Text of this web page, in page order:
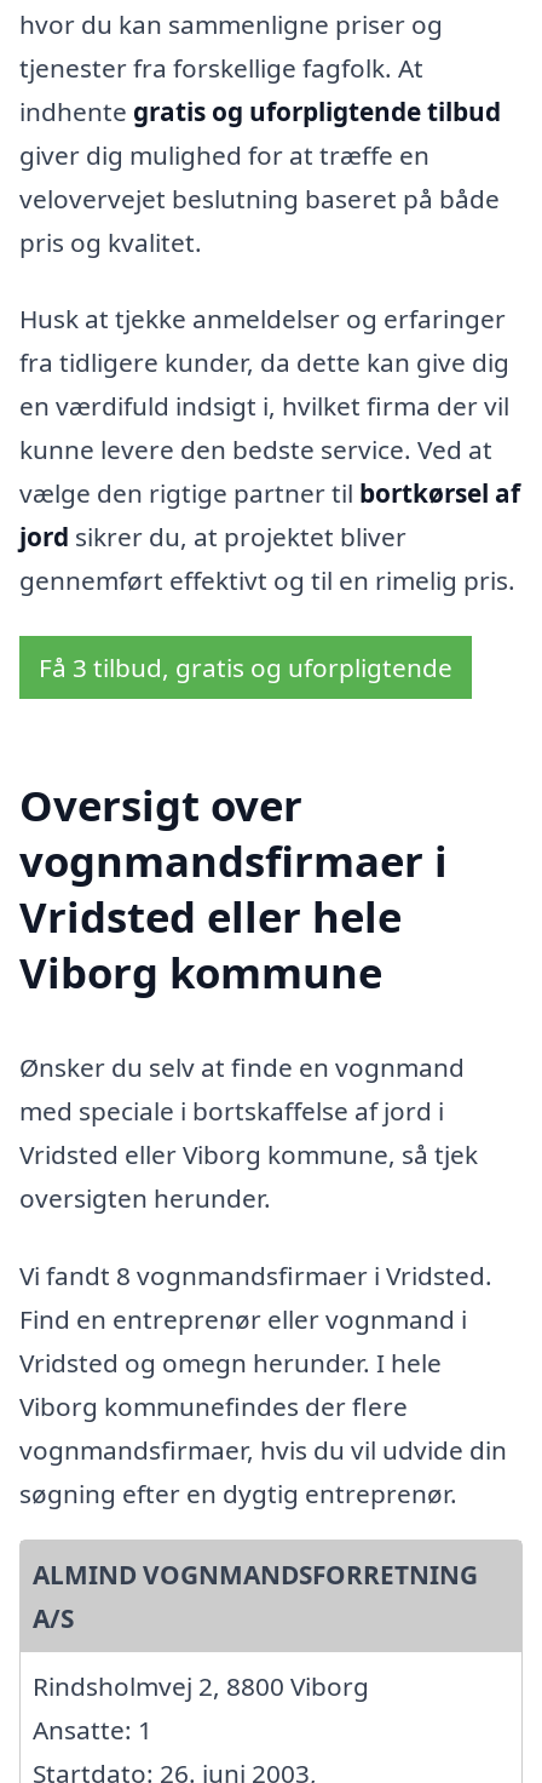
hvor du kan sammenligne priser og
tjenester fra forskellige fagfolk. At
indhente gratis og uforpligtende tilbud
giver dig mulighed for at træffe en
velovervejet beslutning baseret på både
pris og kvalitet.
Husk at tjekke anmeldelser og erfaringer
fra tidligere kunder, da dette kan give dig
en værdifuld indsigt i, hvilket firma der vil
kunne levere den bedste service. Ved at
vælge den rigtige partner til bortkørsel af
jord sikrer du, at projektet bliver
gennemført effektivt og til en rimelig pris.
Få 3 tilbud, gratis og uforpligtende
Oversigt over
vognmandsfirmaer i
Vridsted eller hele
Viborg kommune
Ønsker du selv at finde en vognmand
med speciale i bortskaffelse af jord i
Vridsted eller Viborg kommune, så tjek
oversigten herunder.
Vi fandt 8 vognmandsfirmaer i Vridsted.
Find en entreprenør eller vognmand i
Vridsted og omegn herunder. I hele
Viborg kommunefindes der flere
vognmandsfirmaer, hvis du vil udvide din
søgning efter en dygtig entreprenør.
ALMIND VOGNMANDSFORRETNING
A/S
Rindsholmvej 2, 8800 Viborg
Ansatte: 1
Startdato: 26. juni 2003,